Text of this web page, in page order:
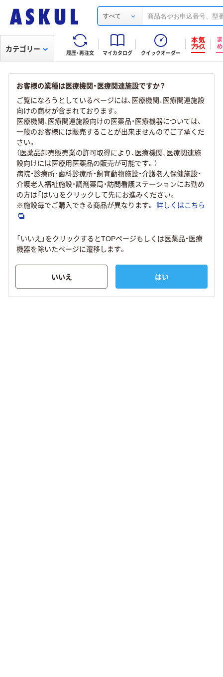
すべて
履歴・再注文 マイカタログ クイックオーダー
カテゴリー
お客様の業種は医療機関・医療関連施設ですか？
ご覧になろうとしているページには、医療機関、医療関連施設
向けの商材が含まれております。
医療機関、医療関連施設向けの医薬品・医療機器については、
一般のお客様には販売することが出来ませんのでご了承くだ
さい。
（医薬品卸売販売業の許可取得により、医療機関、医療関連施
設向けには医療用医薬品の販売が可能です。）
病院・診療所・歯科診療所・飼育動物施設・介護老人保健施設・
介護老人福祉施設・調剤薬局・訪問看護ステーションにお勤め
の方は「はい」をクリックして先にお進みください。
※施設毎でご購入できる商品が異なります。 詳しくはこちら
「いいえ」をクリックするとTOPページもしくは医薬品・医療
機器を除いたページに遷移します。
いいえ はい